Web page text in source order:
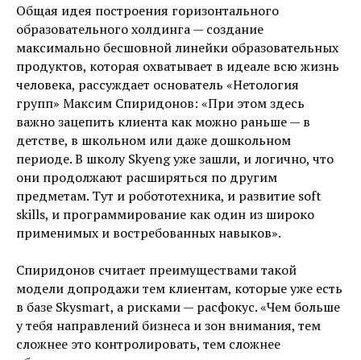
Общая идея построения горизонтального
образовательного холдинга — создание
максимально бесшовной линейки образовательных
продуктов, которая охватывает в идеале всю жизнь
человека, рассуждает основатель «Нетология
групп» Максим Спиридонов: «При этом здесь
важно зацепить клиента как можно раньше — в
детстве, в школьном или даже дошкольном
периоде. В школу Skyeng уже зашли, и логично, что
они продолжают расширяться по другим
предметам. Тут и робототехника, и развитие soft
skills, и программирование как один из широко
применимых и востребованных навыков».
Спиридонов считает преимуществами такой
модели допродажи тем клиентам, которые уже есть
в базе Skysmart, а рисками — расфокус. «Чем больше
у тебя направлений бизнеса и зон внимания, тем
сложнее это контролировать, тем сложнее